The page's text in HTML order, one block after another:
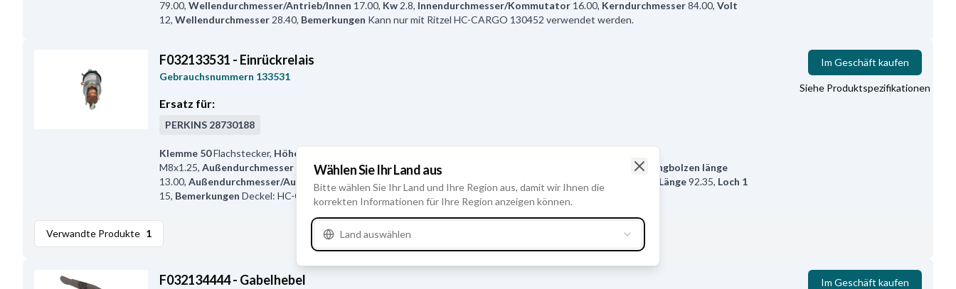
79.00, Wellendurchmesser/Antrieb/Innen 17.00, Kw 2.8, Innendurchmesser/Kommutator 16.00, Kerndurchmesser84.00, Volt
12, Wellendurchmesser 28.40, Bemerkungen Kann nur mit Ritzel HC-CARGO 130452 verwendet werden.
F032133531 - Einrückrelais
Gebrauchsnummern 133531
Ersatz für:
PERKINS 28730188
Klemme 50Flachstecker, Höhe/B+
B+
M8x1.25, Außendurchmesser 53.80,Löcheranzahl 2, Anschlüsseanzahl
Wicklungbolzen länge
13.00, Außendurchmesser/Auge 20.80 AD/Eisenkern mm 25.35, Service Volt , Gesamtlänge Länge92.35, Loch 1
15, Bemerkungen Deckel: HC-CARGO 131015.
Im Geschäft kaufen
Siehe Produktspezifikationen
Verwandte Produkte 1
F032134444 - Gabelhebel Im Geschäft kaufen
Wählen Sie Ihr Land aus
Bitte wählen Sie Ihr Land und Ihre Region aus, damit wir Ihnen die
korrekten Informationen für Ihre Region anzeigen können.
Land auswählen
Close